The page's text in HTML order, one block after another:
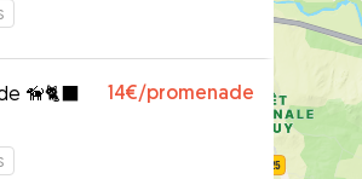
🦮🐈‍⬛
14€/promenade